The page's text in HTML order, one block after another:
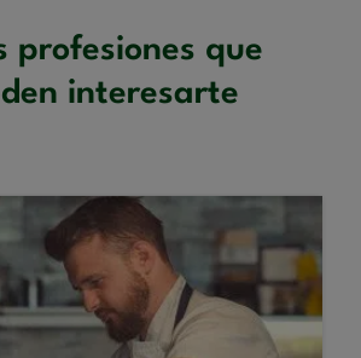
profesiones que
interesarte